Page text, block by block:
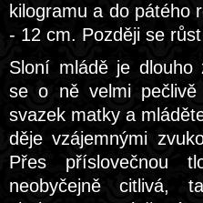
kilogramu a do pátého
- 12 cm. Později se
Sloní mládě je dlouho
se o ně velmi
svazek matky a
děje vzájemnými
Přes příslovečnou
neobyčejně citlivá,